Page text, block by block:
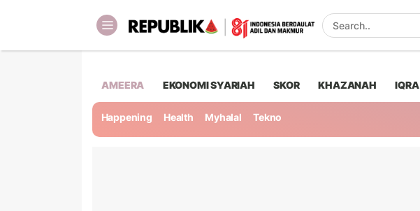
AMEERA EKONOMI SYARIAH SKOR KHAZANAH IQRA
Happening Health Myhalal Tekno